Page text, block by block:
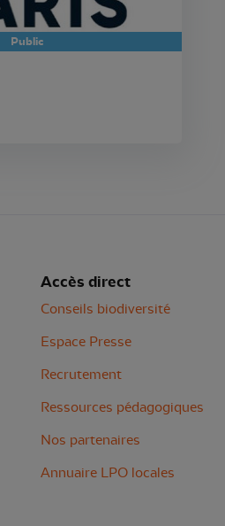
Public
Accès direct
Conseils biodiversité
Espace Presse
Recrutement
Ressources pédagogiques
Nos partenaires
Annuaire LPO locales